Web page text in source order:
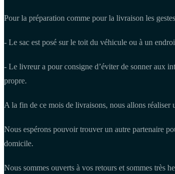
Pour la préparation comme pour la livraison les
- Le sac est posé sur le toit du véhicule ou à un
- Le livreur a pour consigne d’éviter de sonner aux
propre.
A la fin de ce mois de livraisons, nous allons réaliser
Nous espérons pouvoir trouver un autre partenaire
domicile.
Nous sommes ouverts à vos retours et sommes très